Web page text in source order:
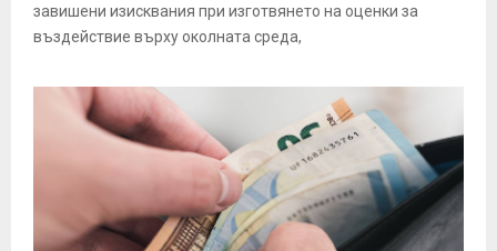
завишени изисквания при изготвянето на оценки за
въздействие върху околната среда,